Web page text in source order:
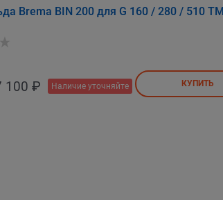
Brema BIN 200 для G 160 / 280 / 510 TM
100 ₽ Наличие уточняйте КУПИТЬ